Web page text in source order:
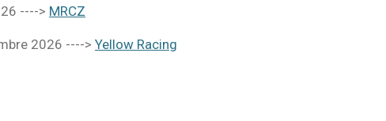
----> MRCZ
2026 ----> Yellow Racing